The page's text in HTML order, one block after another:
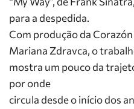
para a despedida.
Com produção da
Mariana Zdravca, o
mostra um pouco da
por onde
circula desde o início dos